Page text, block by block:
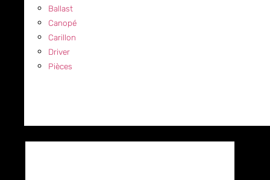
Ballast
Canopé
Carillon
Driver
Pièces